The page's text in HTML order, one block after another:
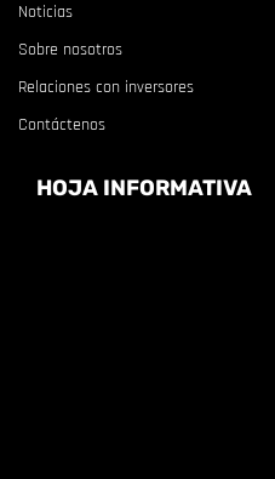
Noticias
Sobre nosotros
Relaciones con inversores
Contáctenos
HOJA INFORMATIVA